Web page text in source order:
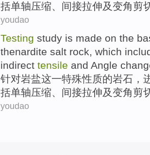
括单轴压缩、 间接拉伸及变角剪
youdao
Testing study is made on the
thenardite salt rock, which
indirect tensile and Angle
针对岩盐这一特殊性质的岩石 ，
括单轴压缩、 间接拉伸及变角剪
youdao